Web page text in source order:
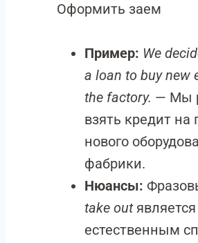
Оформить заем
Пример: We
a loan to buy new
the factory. — Мы
взять кредит на
нового
фабрики.
Нюансы:
take out
естественным